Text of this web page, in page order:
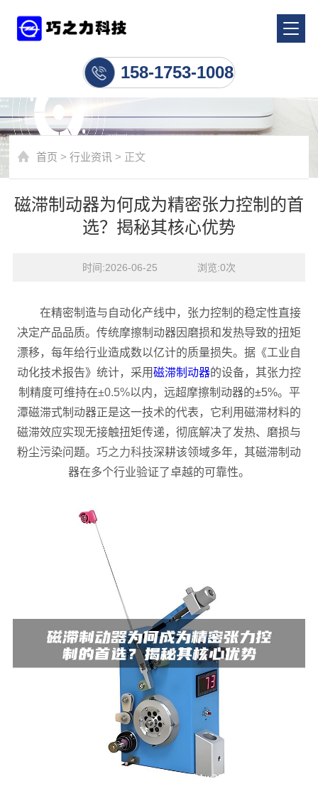
158-1753-1008
首页 >行业资讯 > 正文
磁滞制动器为何成为精密张力控制的首
选？揭秘其核心优势
时间:2026-06-25    浏览:0次
在精密制造与自动化产线中，张力控制的稳定性直接
决定产品品质。传统摩擦制动器因磨损和发热导致的扭矩
漂移，每年给行业造成数以亿计的质量损失。据《工业自
动化技术报告》统计，采用磁滞制动器的设备，其张力控
制精度可维持在±0.5%以内，远超摩擦制动器的±5%。平
潭磁滞式制动器正是这一技术的代表，它利用磁滞材料的
磁滞效应实现无接触扭矩传递，彻底解决了发热、磨损与
粉尘污染问题。 巧之力科技深耕该领域多年，其磁滞制动
器在多个行业验证了卓越的可靠性。